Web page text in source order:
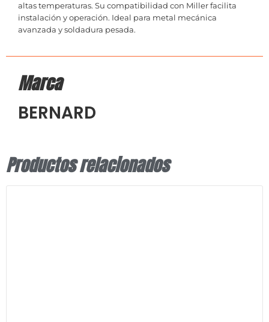
altas temperaturas. Su compatibilidad con Miller facilita
instalación y operación. Ideal para metal mecánica
avanzada y soldadura pesada.
Marca
BERNARD
Productos relacionados